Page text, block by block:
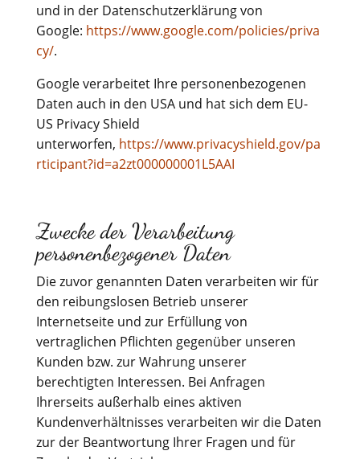
und in der Datenschutzerklärung von
Google: https://www.google.com/policies/priva
cy/.
Google verarbeitet Ihre personenbezogenen
Daten auch in den USA und hat sich dem EU-
US Privacy Shield
unterworfen, https://www.privacyshield.gov/pa
rticipant?id=a2zt000000001L5AAI
Zwecke der Verarbeitung
personenbezogener Daten
Die zuvor genannten Daten verarbeiten wir für
den reibungslosen Betrieb unserer
Internetseite und zur Erfüllung von
vertraglichen Pflichten gegenüber unseren
Kunden bzw. zur Wahrung unserer
berechtigten Interessen. Bei Anfragen
Ihrerseits außerhalb eines aktiven
Kundenverhältnisses verarbeiten wir die Daten
zur der Beantwortung Ihrer Fragen und für